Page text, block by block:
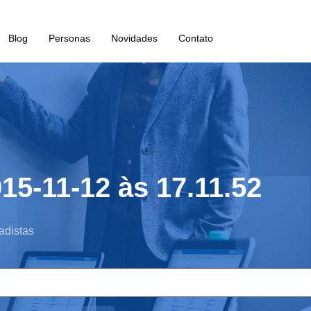
Blog Personas Novidades Contato
11-12 às 17.11.52